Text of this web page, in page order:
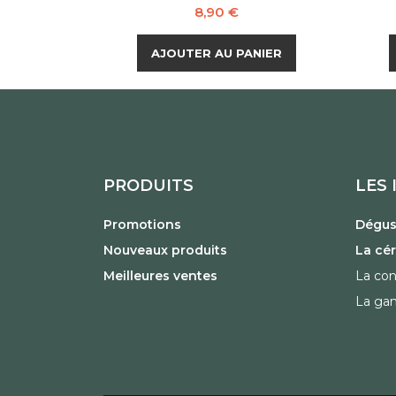
Prix
8,90 €
AJOUTER AU PANIER
PRODUITS
Promotions
Nouveaux produits
Meilleures ventes
LES
La
La
La